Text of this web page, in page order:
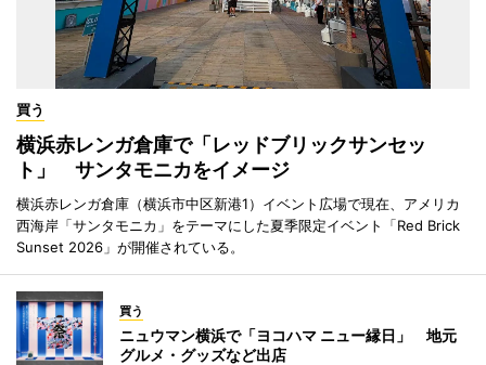
買う
横浜赤レンガ倉庫で「レッドブリックサンセッ
ト」 サンタモニカをイメージ
横浜赤レンガ倉庫（横浜市中区新港1）イベント広場で現在、アメリカ
西海岸「サンタモニカ」をテーマにした夏季限定イベント「Red Brick
Sunset 2026」が開催されている。
買う
ニュウマン横浜で「ヨコハマ ニュー縁日」 地元
グルメ・グッズなど出店